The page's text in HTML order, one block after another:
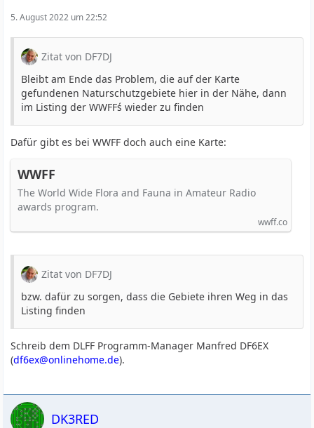
5. August 2022 um 22:52
Zitat von DF7DJ
Bleibt am Ende das Problem, die auf der Karte
gefundenen Naturschutzgebiete hier in der Nähe, dann
im Listing der WWFFś wieder zu finden
Dafür gibt es bei WWFF doch auch eine Karte:
WWFF
The World Wide Flora and Fauna in Amateur Radio
awards program.
wwff.co
Zitat von DF7DJ
bzw. dafür zu sorgen, dass die Gebiete ihren Weg in das
Listing finden
Schreib dem DLFF Programm-Manager Manfred DF6EX
(df6ex@onlinehome.de).
DK3RED